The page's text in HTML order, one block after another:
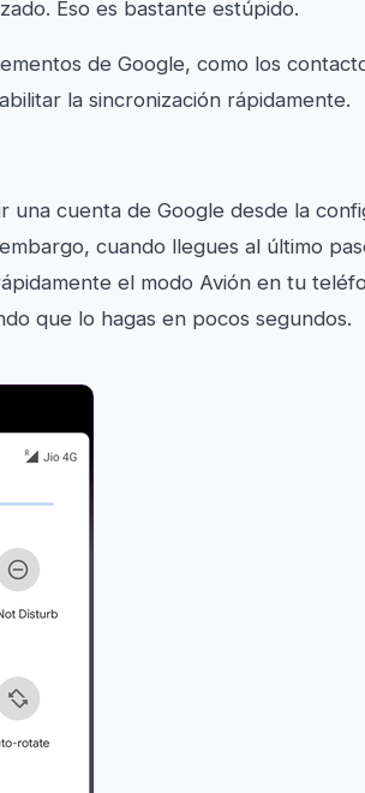
Eso es bastante estúpido.
de Google, como los
la sincronización rápidamente.
una cuenta de Google desde la
cuando llegues al último
el modo Avión en tu
que lo hagas en pocos segundos.